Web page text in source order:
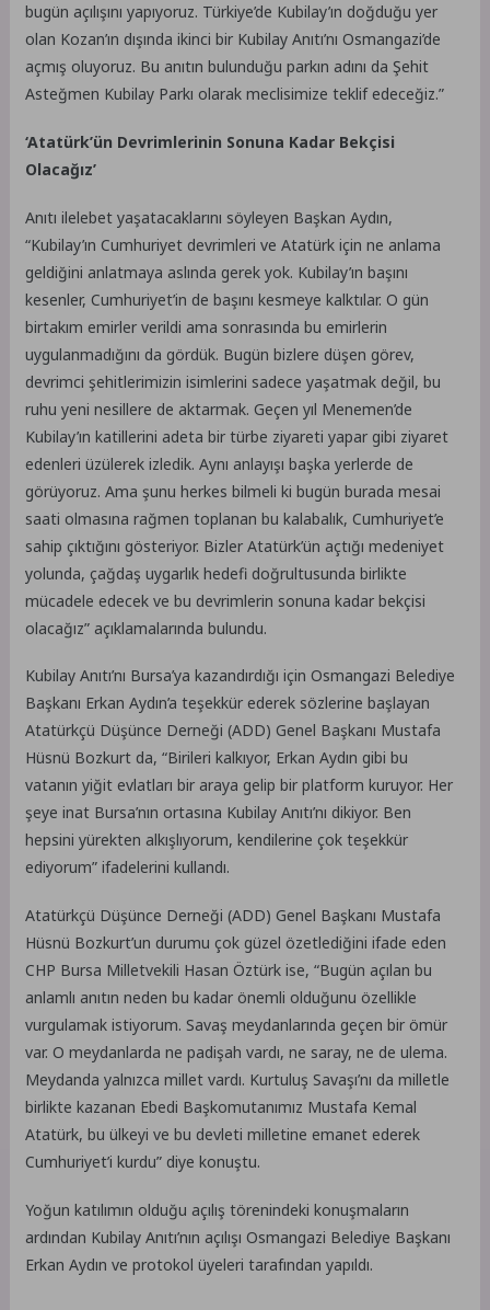
bugün açılışını yapıyoruz. Türkiye’de Kubilay’ın doğduğu yer
olan Kozan’ın dışında ikinci bir Kubilay Anıtı’nı Osmangazi’de
açmış oluyoruz. Bu anıtın bulunduğu parkın adını da Şehit
Asteğmen Kubilay Parkı olarak meclisimize teklif edeceğiz.”
‘Atatürk’ün Devrimlerinin Sonuna Kadar Bekçisi
Olacağız’
Anıtı ilelebet yaşatacaklarını söyleyen Başkan Aydın,
“Kubilay’ın Cumhuriyet devrimleri ve Atatürk için ne anlama
geldiğini anlatmaya aslında gerek yok. Kubilay’ın başını
kesenler, Cumhuriyet’in de başını kesmeye kalktılar. O gün
birtakım emirler verildi ama sonrasında bu emirlerin
uygulanmadığını da gördük. Bugün bizlere düşen görev,
devrimci şehitlerimizin isimlerini sadece yaşatmak değil, bu
ruhu yeni nesillere de aktarmak. Geçen yıl Menemen’de
Kubilay’ın katillerini adeta bir türbe ziyareti yapar gibi ziyaret
edenleri üzülerek izledik. Aynı anlayışı başka yerlerde de
görüyoruz. Ama şunu herkes bilmeli ki bugün burada mesai
saati olmasına rağmen toplanan bu kalabalık, Cumhuriyet’e
sahip çıktığını gösteriyor. Bizler Atatürk’ün açtığı medeniyet
yolunda, çağdaş uygarlık hedefi doğrultusunda birlikte
mücadele edecek ve bu devrimlerin sonuna kadar bekçisi
olacağız” açıklamalarında bulundu.
Kubilay Anıtı’nı Bursa’ya kazandırdığı için Osmangazi Belediye
Başkanı Erkan Aydın’a teşekkür ederek sözlerine başlayan
Atatürkçü Düşünce Derneği (ADD) Genel Başkanı Mustafa
Hüsnü Bozkurt da, “Birileri kalkıyor, Erkan Aydın gibi bu
vatanın yiğit evlatları bir araya gelip bir platform kuruyor. Her
şeye inat Bursa’nın ortasına Kubilay Anıtı’nı dikiyor. Ben
hepsini yürekten alkışlıyorum, kendilerine çok teşekkür
ediyorum” ifadelerini kullandı.
Atatürkçü Düşünce Derneği (ADD) Genel Başkanı Mustafa
Hüsnü Bozkurt’un durumu çok güzel özetlediğini ifade eden
CHP Bursa Milletvekili Hasan Öztürk ise, “Bugün açılan bu
anlamlı anıtın neden bu kadar önemli olduğunu özellikle
vurgulamak istiyorum. Savaş meydanlarında geçen bir ömür
var. O meydanlarda ne padişah vardı, ne saray, ne de ulema.
Meydanda yalnızca millet vardı. Kurtuluş Savaşı’nı da milletle
birlikte kazanan Ebedi Başkomutanımız Mustafa Kemal
Atatürk, bu ülkeyi ve bu devleti milletine emanet ederek
Cumhuriyet’i kurdu” diye konuştu.
Yoğun katılımın olduğu açılış törenindeki konuşmaların
ardından Kubilay Anıtı’nın açılışı Osmangazi Belediye Başkanı
Erkan Aydın ve protokol üyeleri tarafından yapıldı.